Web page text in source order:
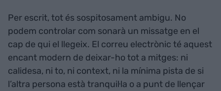
Per escrit, tot és sospitosament ambigu. No
podem controlar com sonarà un missatge en el
cap de qui el llegeix. El correu electrònic té aquest
encant modern de deixar-ho tot a mitges: ni
calidesa, ni to, ni context, ni la mínima pista de si
l’altra persona està tranquil·la o a punt de llençar